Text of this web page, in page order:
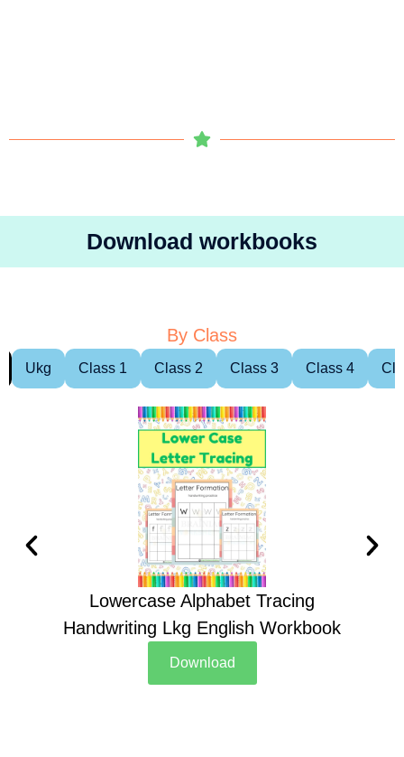
Download workbooks
By Class
Ukg Class 1 Class 2 Class 3 Class 4
Lowercase Alphabet Tracing
Handwriting Lkg English Workbook
Download